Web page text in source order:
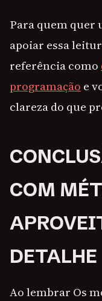
Para quem quer
apoiar essa
referência como
programação e
clareza do que
COM
DETALHE
Ao lembrar Os